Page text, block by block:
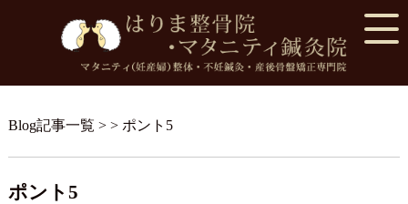
Blog記事一覧 > > ポント5
ポント5